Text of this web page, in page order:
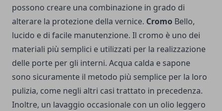
possono creare una combinazione in grado di
alterare la protezione della vernice. Cromo Bello,
lucido e di facile manutenzione. Il cromo è uno dei
materiali più semplici e utilizzati per la realizzazione
delle porte per gli interni. Acqua calda e sapone
sono sicuramente il metodo più semplice per la loro
pulizia, come negli altri casi trattato in precedenza.
Inoltre, un lavaggio occasionale con un olio leggero